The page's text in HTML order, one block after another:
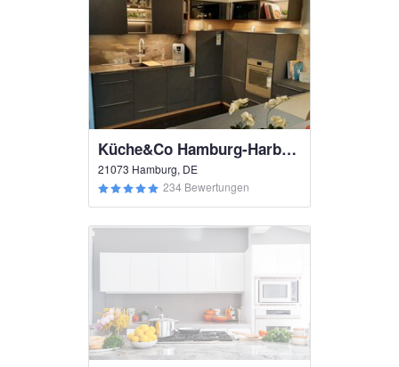
Küche&Co Hamburg-Harburg
21073 Hamburg, DE
234 Bewertungen